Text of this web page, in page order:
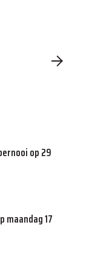
op 29
maandag 17